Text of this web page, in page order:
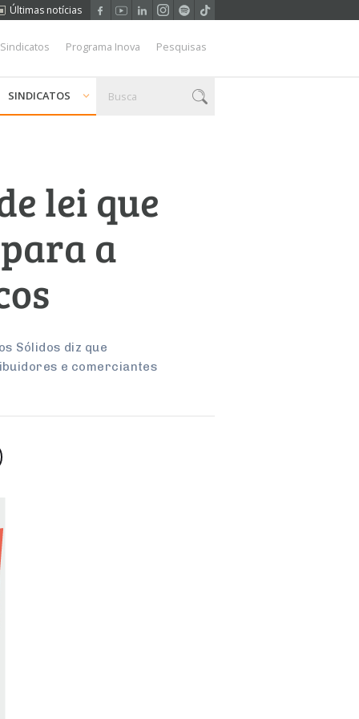
Últimas notícias
Programa Inova Pesquisas
SINDICATOS
lei que
a
Sólidos diz que
e comerciantes